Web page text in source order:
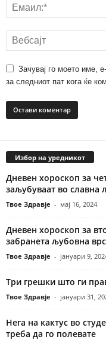
Зачувај го моето име,
за следниот пат кога ќе
Избор на уредникот
Дневен хороскоп за
заљубуваат во славна
Твое Здравје - мај 16, 2024
Дневен хороскоп за
забранета љубовна
Твое Здравје - јануари 9,
Три грешки што ги
Твое Здравје - јануари 31,
Нега на кактус во
треба да го полевате